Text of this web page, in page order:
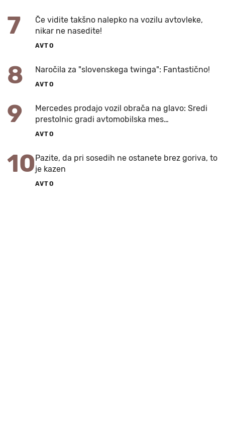
7
Če vidite takšno nalepko na vozilu avtovleke,
nikar ne nasedite!
AVTO
8 Naročila za "slovenskega twinga": Fantastično!
AVTO
9
Mercedes prodajo vozil obrača na glavo: Sredi
prestolnic gradi avtomobilska mes…
AVTO
10Pazite, da pri sosedih ne ostanete brez goriva, to
je kazen
AVTO